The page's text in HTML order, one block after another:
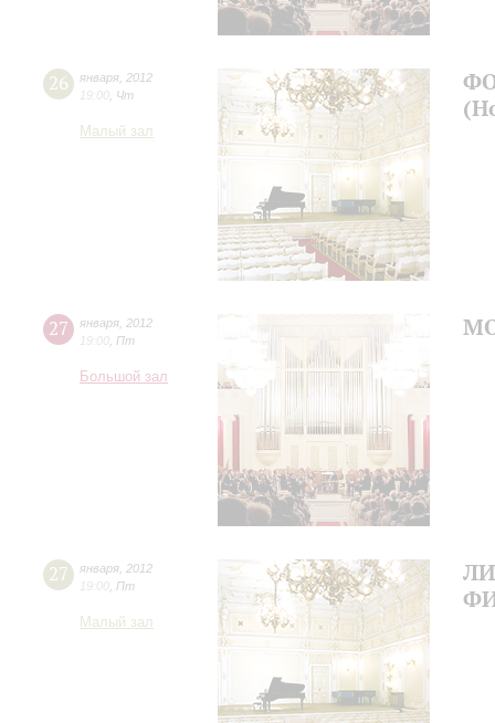
26 января 2012
19:00 Чт
Малый зал
27 января 2012
19:00 Пт
Большой зал
27 января 2012
19:00 Пт
Малый зал